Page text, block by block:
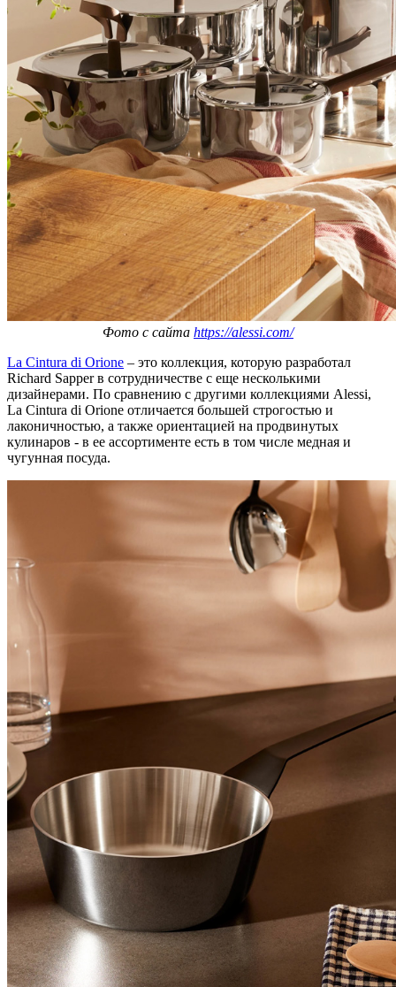
Фото с сайта https://alessi.com/
La Cintura di Orione – это коллекция, которую разработал
Richard Sapper в сотрудничестве с еще несколькими
дизайнерами. По сравнению с другими коллекциями Alessi,
La Cintura di Orione отличается большей строгостью и
лаконичностью, а также ориентацией на продвинутых
кулинаров - в ее ассортименте есть в том числе медная и
чугунная посуда.